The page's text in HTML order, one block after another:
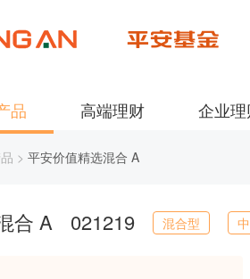
品 高端理财 企业
> 平安价值精选混合 A
合 A 021219 混合型